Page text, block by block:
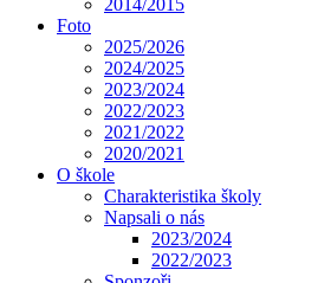
2014/2015
Foto
2025/2026
2024/2025
2023/2024
2022/2023
2021/2022
2020/2021
O škole
Charakteristika školy
Napsali o nás
2023/2024
2022/2023